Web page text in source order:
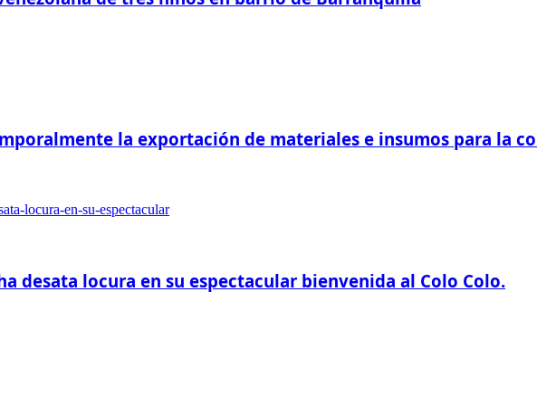
la exportación de materiales e insumos para la
desata locura en su espectacular bienvenida al Colo Colo.